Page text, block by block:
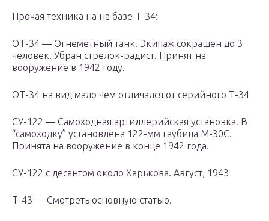
Прочая техника на на базе Т-34:
ОТ-34 — Огнеметный танк. Экипаж сокращен до 3
человек. Убран стрелок-радист. Принят на
вооружение в 1942 году.
ОТ-34 на вид мало чем отличался от серийного Т-34
СУ-122 — Самоходная артиллерийская установка. В
“самоходку” установлена 122-мм гаубица М-30С.
Принята на вооружение в конце 1942 года.
СУ-122 с десантом около Харькова. Август, 1943
Т-43 — Смотреть основную статью.